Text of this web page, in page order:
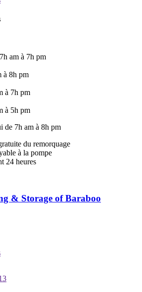
am à 7h pm
à 8h pm
à 7h pm
à 5h pm
de 7h am à 8h pm
du remorquage
à la pompe
24 heures
& Storage of Baraboo